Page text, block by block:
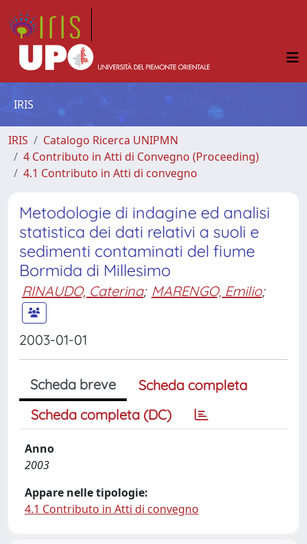
IRIS
IRIS
Catalogo Ricerca UNIPMN
4 Contributo in Atti di Convegno (Proceeding)
4.1 Contributo in Atti di convegno
Metodologie di indagine ed analisi
statistica dei dati relativi a suoli e
sedimenti contaminati del fiume
Bormida di Millesimo
RINAUDO, Caterina; MARENGO, Emilio;
2003-01-01
Scheda breve
Scheda completa
Scheda completa (DC)
Anno
2003
Appare nelle tipologie:
4.1 Contributo in Atti di convegno